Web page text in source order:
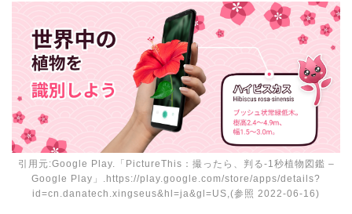
引用元:Google Play.「PictureThis：撮ったら、判る-1秒植物図鑑 –
Google Play」.https://play.google.com/store/apps/details?
id=cn.danatech.xingseus&hl=ja&gl=US,(参照 2022-06-16)